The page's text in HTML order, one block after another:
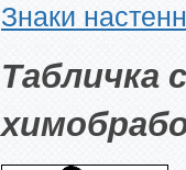
Знаки
Табличка